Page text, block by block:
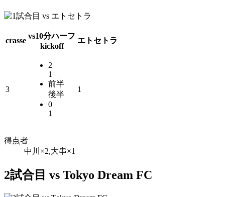
crasse
vs10分ハーフ
kickoff
エトセトラ
3
2
1
前半
後半
0
1
1
得点者
中川×2,大串×1
2試合目 vs Tokyo Dream FC